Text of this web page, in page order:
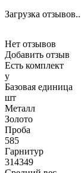
Загрузка
Нет отзывов
Добавить отзыв
Есть комплект
y
Базовая единица
шт
Металл
Золото
Проба
585
Гарнитур
314349